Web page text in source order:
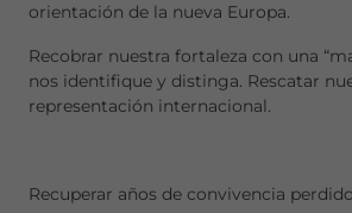
orientación de la nueva Europa.
Recobrar nuestra fortaleza con una
nos identifique y distinga. Rescatar
representación internacional.
Recuperar años de convivencia